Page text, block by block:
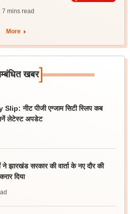
| 7 mins read
More
खबर]
नीट पीजी एग्जाम सिटी स्लिप कब
लेटेस्ट अपडेट
सरकार की वार्ता के नए दौर की
दिया